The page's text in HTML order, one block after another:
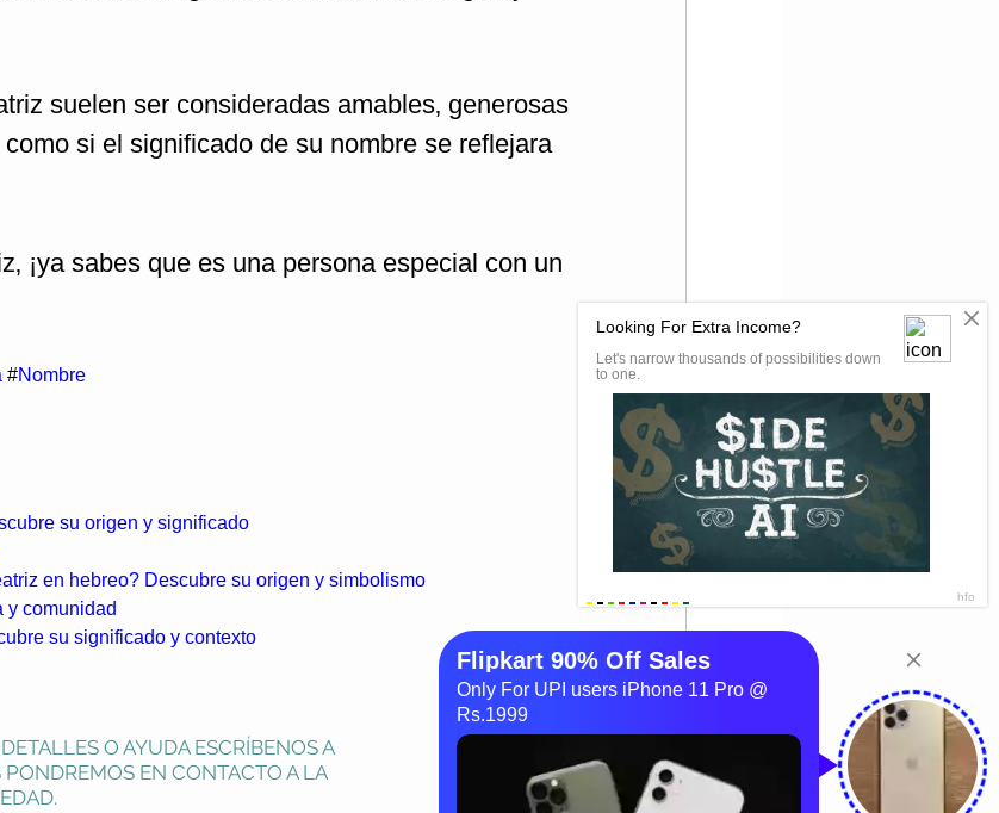
suelen ser consideradas amables‚ generosas
si el significado de su nombre se reflejara
¡ya sabes que es una persona especial con un
#Nombre
su origen y significado
en hebreo? Descubre su origen y simbolismo
y comunidad
su significado y contexto
O AYUDA ESCRÍBENOS A
EN CONTACTO A LA